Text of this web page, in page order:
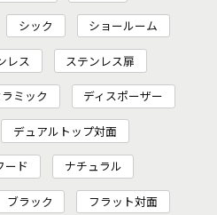
シック ショールーム
レス ステンレス扉
ミック ディスポーザー
デュアルトップ対面
ード ナチュラル
ブラック フラット対面